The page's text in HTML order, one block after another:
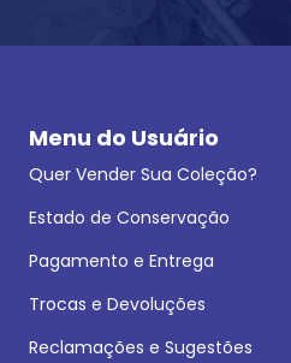
Menu do Usuário
Quer Vender Sua Coleção?
Estado de Conservação
Pagamento e Entrega
Trocas e Devoluções
Reclamações e Sugestões